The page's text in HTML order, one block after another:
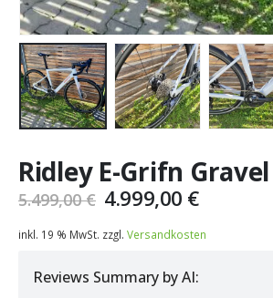
Ridley E-Grifn Gravel
5.499,00€ Ursprünglicher
war:
4.999,00 €Aktueller
ist:
inkl. 19 % MwSt. zzgl. Versandkosten
Reviews Summary by AI: